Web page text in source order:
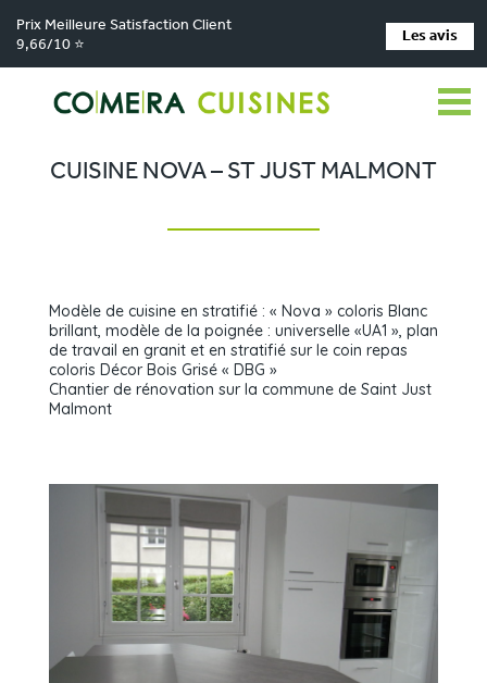
Prix Meilleure Satisfaction Client
9,66/10 ⭐
Les avis
Comera Cuisines > Nos magasins de cuisine > Cuisiniste Firminy
Réalisations > Cuisine Nova – St Just Malmont
CUISINE NOVA – ST JUST MALMONT
Modèle de cuisine en stratifié : « Nova » coloris Blanc
brillant, modèle de la poignée : universelle «UA1 », plan
de travail en granit et en stratifié sur le coin repas
coloris Décor Bois Grisé « DBG »
Chantier de rénovation sur la commune de Saint Just
Malmont